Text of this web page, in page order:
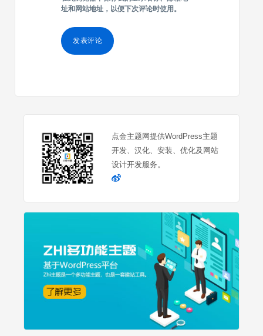
址和网站地址，以便下次评论时使用。
点金主题网提供WordPress主题
开发、汉化、安装、优化及网站
设计开发服务。